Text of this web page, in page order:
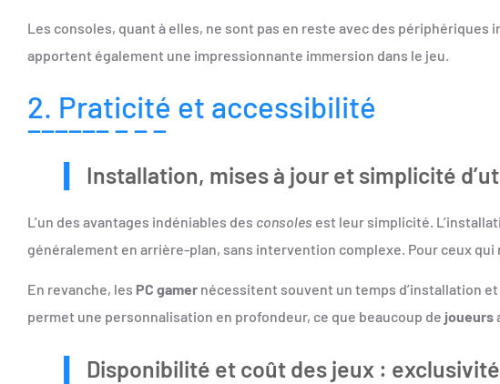
Les consoles, quant à elles, ne sont pas en reste avec des
apportent également une impressionnante immersion dans le jeu.
2. Praticité et accessibilité
Installation, mises à jour et simplicité
L’un des avantages indéniables des consoles est leur simplicité.
généralement en arrière-plan, sans intervention complexe. Pour ceux
En revanche, les PC gamer nécessitent souvent un temps d’installation
permet une personnalisation en profondeur, ce que beaucoup de joueurs
Disponibilité et coût des jeux :